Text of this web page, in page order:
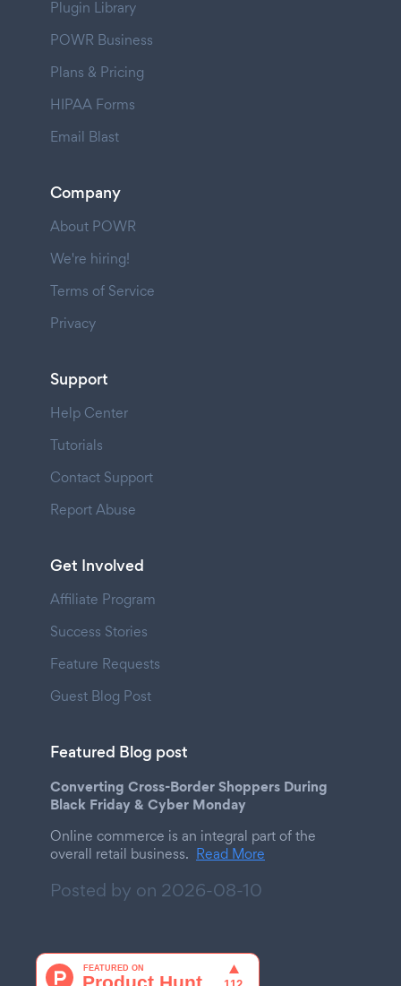
Plugin Library
POWR Business
Plans & Pricing
HIPAA Forms
Email Blast
Company
About POWR
We're hiring!
Terms of Service
Privacy
Support
Help Center
Tutorials
Contact Support
Report Abuse
Get Involved
Affiliate Program
Success Stories
Feature Requests
Guest Blog Post
Featured Blog post
Converting Cross-Border Shoppers During
Black Friday & Cyber Monday
Online commerce is an integral part of the
overall retail business. Read More
Posted by on 2026-08-10